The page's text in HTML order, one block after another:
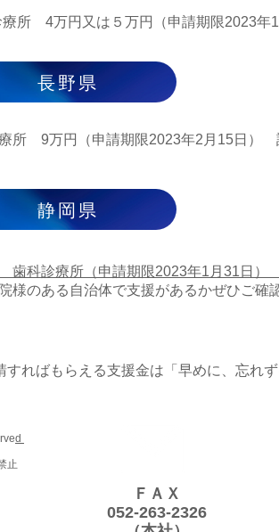
療所 4万円又は５万円（申請期限2023
長野県
所 9万円（申請期限2023年2月15日）
静岡県
歯科診療所（申請期限2023年1月31日）
様のある自治体で支援があるかぜひご確
すればもらえる支援金は「早めに、忘れ
d
止
ＦＡＸ
052-263-2326